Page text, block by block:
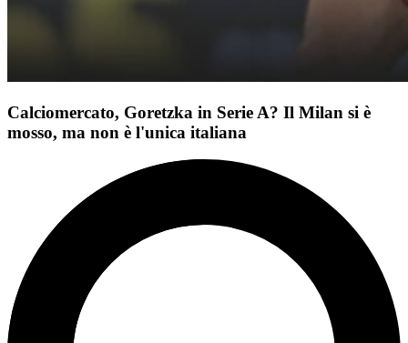
Calciomercato, Goretzka in Serie A? Il Milan si è
mosso, ma non è l'unica italiana